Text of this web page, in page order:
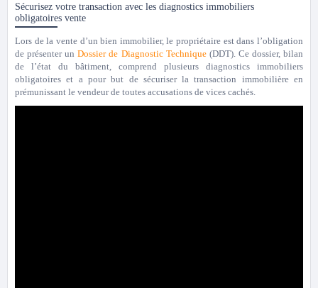
Sécurisez votre transaction avec les diagnostics immobiliers
obligatoires vente
Lors de la vente d’un bien immobilier, le propriétaire est dans l’obligation
de présenter unDossier de Diagnostic Technique(DDT). Ce dossier, bilan
de l’état du bâtiment, comprend plusieurs diagnostics immobiliers
obligatoires et a pour but de sécuriser la transaction immobilière en
prémunissant le vendeur de toutes accusations de vices cachés.